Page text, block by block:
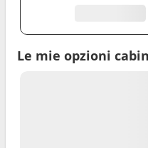
Le mie opzioni